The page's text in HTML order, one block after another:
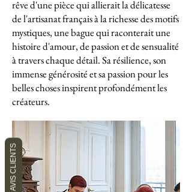
rêve d'une pièce qui allierait la délicatesse
de l'artisanat français à la richesse des motifs
mystiques, une bague qui raconterait une
histoire d'amour, de passion et de sensualité
à travers chaque détail. Sa résilience, son
immense générosité et sa passion pour les
belles choses inspirent profondément les
créateurs.
AVIS CLIENTS